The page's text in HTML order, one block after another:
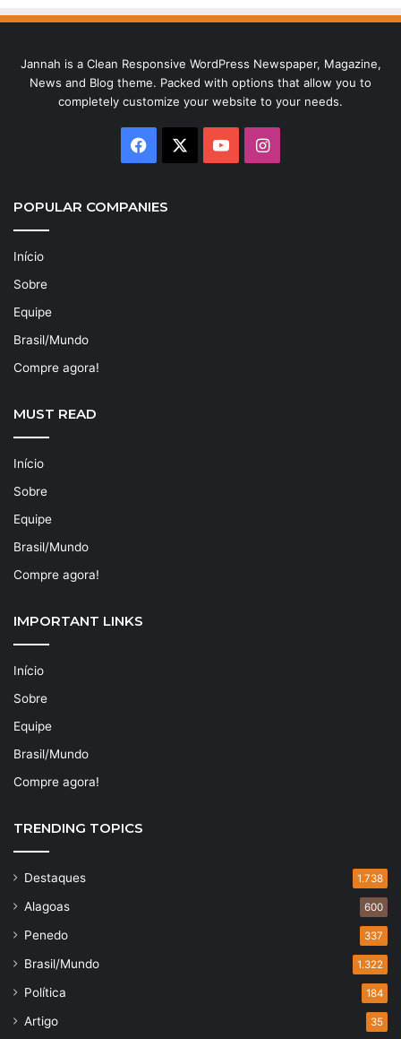
Jannah is a Clean Responsive WordPress Newspaper, Magazine,
News and Blog theme. Packed with options that allow you to
completely customize your website to your needs.
Facebook YouTubeInstagram
POPULAR COMPANIES
Início
Sobre
Equipe
Brasil/Mundo
Compre agora!
MUST READ
Início
Sobre
Equipe
Brasil/Mundo
Compre agora!
IMPORTANT LINKS
Início
Sobre
Equipe
Brasil/Mundo
Compre agora!
TRENDING TOPICS
Destaques 1.738
Alagoas 600
Penedo 337
Brasil/Mundo 1.322
Política 184
Artigo 35